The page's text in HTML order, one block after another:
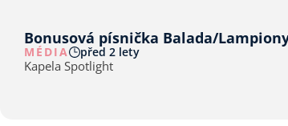
Bonusová písnička Balada/
MÉDIA před 2 lety
Kapela Spotlight